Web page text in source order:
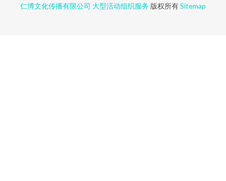
仁博文化传播有限公司 大型活动组织服务 版权所有Sitemap